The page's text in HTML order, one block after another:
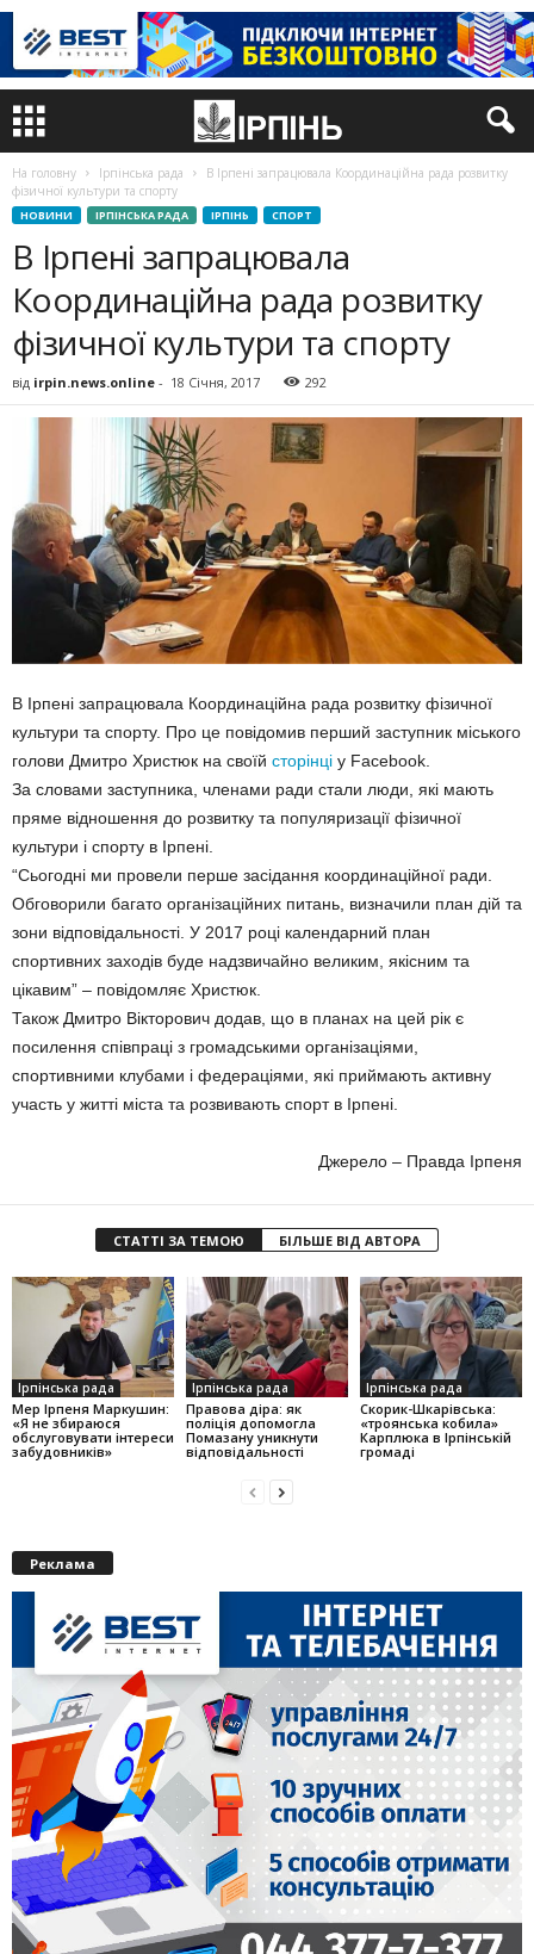
На головну Ірпінська рада
В Ірпені запрацювала Координаційна рада розвитку
фізичної культури та спорту
НОВИНИ ІРПІНСЬКА РАДА ІРПІНЬ СПОРТ
В Ірпені запрацювала
Координаційна рада розвитку
фізичної культури та спорту
від irpin.news.online - 18 Січня, 2017 292
В Ірпені запрацювала Координаційна рада розвитку фізичної
культури та спорту. Про це повідомив перший заступник міського
голови Дмитро Христюк на своїй сторінці у Facebook.
За словами заступника, членами ради стали люди, які мають
пряме відношення до розвитку та популяризації фізичної
культури і спорту в Ірпені.
“Сьогодні ми провели перше засідання координаційної ради.
Обговорили багато організаційних питань, визначили план дій та
зони відповідальності. У 2017 році календарний план
спортивних заходів буде надзвичайно великим, якісним та
цікавим” – повідомляє Христюк.
Також Дмитро Вікторович додав, що в планах на цей рік є
посилення співпраці з громадськими організаціями,
спортивними клубами і федераціями, які приймають активну
участь у житті міста та розвивають спорт в Ірпені.
Джерело – Правда Ірпеня
СТАТТІ ЗА ТЕМОЮ БІЛЬШЕ ВІД АВТОРА
Ірпінська рада
Мер Ірпеня Маркушин:
«Я не збираюся
обслуговувати інтереси
забудовників»
Ірпінська рада
Правова діра: як
поліція допомогла
Помазану уникнути
відповідальності
Ірпінська рада
Скорик-Шкарівська:
«троянська кобила»
Карплюка в Ірпінській
громаді
Реклама